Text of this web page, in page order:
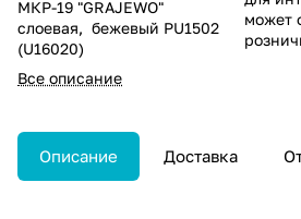
МКР-19 "GRAJEWO"
слоевая, бежевый PU1502
(U16020)
Все описание
может
Описание Доставка